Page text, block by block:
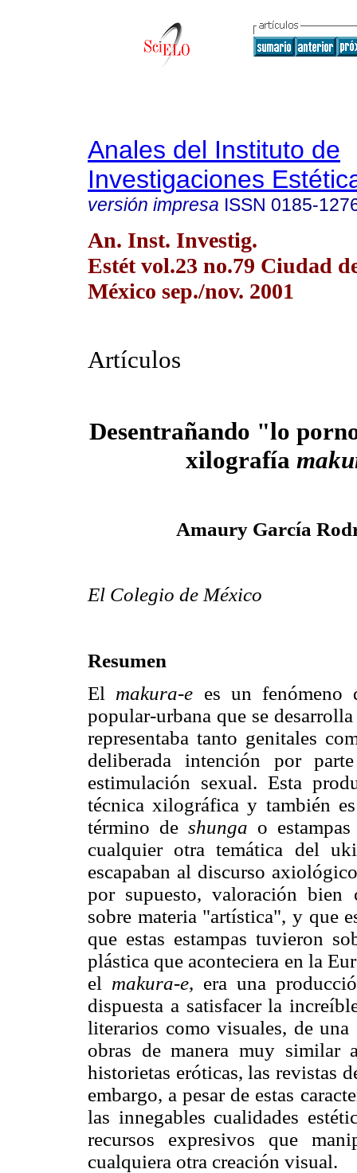
Anales del Instituto de
Investigaciones
versión impresa ISSN 0185-
An. Inst. Investig.
Estét vol.23 no.79 Ciudad
México sep./nov. 2001
Artículos
Desentrañando "lo
xilografía
Amaury García
El Colegio de México
Resumen
El makura-e es un fenómeno
popular-urbana que se
representaba tanto genitales
deliberada intención por
estimulación sexual. Esta
técnica xilográfica y también
término de shunga o
cualquier otra temática del
escapaban al discurso
por supuesto, valoración bien
sobre materia "artística", y que
que estas estampas tuvieron
plástica que aconteciera en la
el makura-e, era una
dispuesta a satisfacer la
literarios como visuales, de una
obras de manera muy similar
historietas eróticas, las revistas
embargo, a pesar de estas
las innegables cualidades
recursos expresivos que
cualquiera otra creación visual.